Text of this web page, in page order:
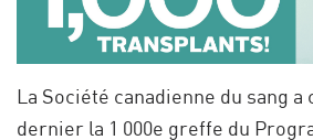
La Société canadienne du sang
dernier la 1 000e greffe du